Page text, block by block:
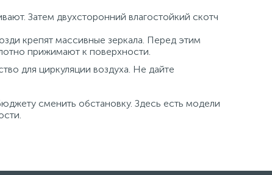
Затем двухсторонний влагостойкий скотч
крепят массивные зеркала. Перед этим
прижимают к поверхности.
для циркуляции воздуха. Не дайте
сменить обстановку. Здесь есть модели